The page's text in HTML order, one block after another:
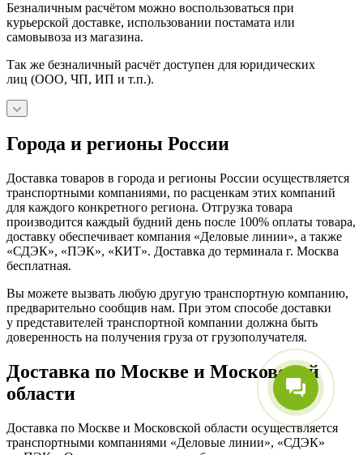
Безналичным расчётом можно воспользоваться при
курьерской доставке, использовании постамата или
самовывоза из магазина.
Так же безналичный расчёт доступен для юридических
лиц (ООО, ЧП, ИП и т.п.).
Города и регионы России
Доставка товаров в города и регионы России осуществляется
транспортными компаниями, по расценкам этих компаний
для каждого конкретного региона. Отгрузка товара
производится каждый будний день после 100% оплаты товара,
доставку обеспечивает компания «Деловые линии», а также
«СДЭК», «ПЭК», «КИТ». Доставка до терминала г. Москва
бесплатная.
Вы можете вызвать любую другую транспортную компанию,
предварительно сообщив нам. При этом способе доставки
у представителей транспортной компании должна быть
доверенность на получения груза от грузополучателя.
Доставка по Москве и Московской
области
Доставка по Москве и Московской области осуществляется
транспортными компаниями «Деловые линии», «СДЭК»